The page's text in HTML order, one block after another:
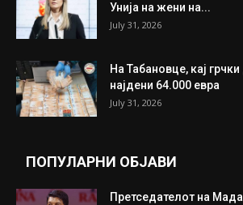
Унија на жени на...
July 31, 2026
На Табановце, кај
најдени 64.000 евра
July 31, 2026
ПОПУЛАРНИ ОБЈАВИ
Претседателот на